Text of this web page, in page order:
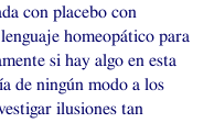
con placebo con
homeopático para
si hay algo en esta
de ningún modo a los
ilusiones tan